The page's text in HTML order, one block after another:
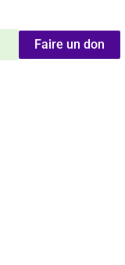
Faire un don